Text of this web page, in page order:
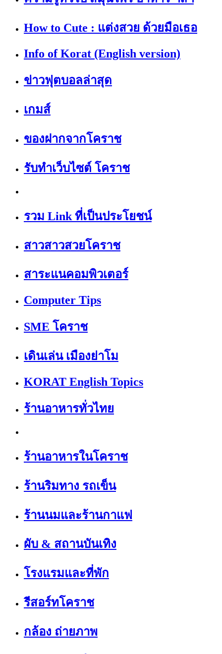
How to Cute : แต่งสวย ด้วยมือเธอ
Info of Korat (English version)
ข่าวฟุตบอลล่าสุด
เกมส์
ของฝากจากโคราช
รับทำเว็บไซต์ โคราช
รวม Link ที่เป็นประโยชน์
สาวสาวสวยโคราช
สาระแนคอมพิวเตอร์
Computer Tips
SME โคราช
เดินเล่น เมืองย่าโม
KORAT English Topics
ร้านอาหารทั่วไทย
ร้านอาหารในโคราช
ร้านริมทาง รถเข็น
ร้านนมและร้านกาแฟ
ผับ & สถานบันเทิง
โรงแรมและที่พัก
รีสอร์ทโคราช
กล้อง ถ่ายภาพ